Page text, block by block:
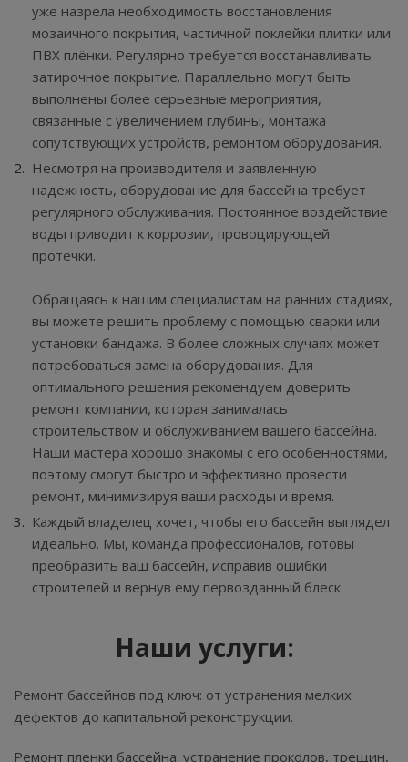
уже назрела необходимость восстановления
мозаичного покрытия, частичной поклейки плитки или
ПВХ плёнки. Регулярно требуется восстанавливать
затирочное покрытие. Параллельно могут быть
выполнены более серьезные мероприятия,
связанные с увеличением глубины, монтажа
сопутствующих устройств, ремонтом оборудования.
Несмотря на производителя и заявленную
надежность, оборудование для бассейна требует
регулярного обслуживания. Постоянное воздействие
воды приводит к коррозии, провоцирующей
протечки.
Обращаясь к нашим специалистам на ранних стадиях,
вы можете решить проблему с помощью сварки или
установки бандажа. В более сложных случаях может
потребоваться замена оборудования. Для
оптимального решения рекомендуем доверить
ремонт компании, которая занималась
строительством и обслуживанием вашего бассейна.
Наши мастера хорошо знакомы с его особенностями,
поэтому смогут быстро и эффективно провести
ремонт, минимизируя ваши расходы и время.
Каждый владелец хочет, чтобы его бассейн выглядел
идеально. Мы, команда профессионалов, готовы
преобразить ваш бассейн, исправив ошибки
строителей и вернув ему первозданный блеск.
Наши услуги:
Ремонт бассейнов под ключ: от устранения мелких
дефектов до капитальной реконструкции.
Ремонт пленки бассейна: устранение проколов, трещин,